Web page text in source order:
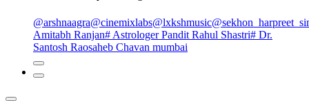
@arshnaagra@cinemixlabs@lxkshmusic
Amitabh Ranjan# Astrologer Pandit Rahul Shastri# Dr.
Santosh Raosaheb Chavan mumbai